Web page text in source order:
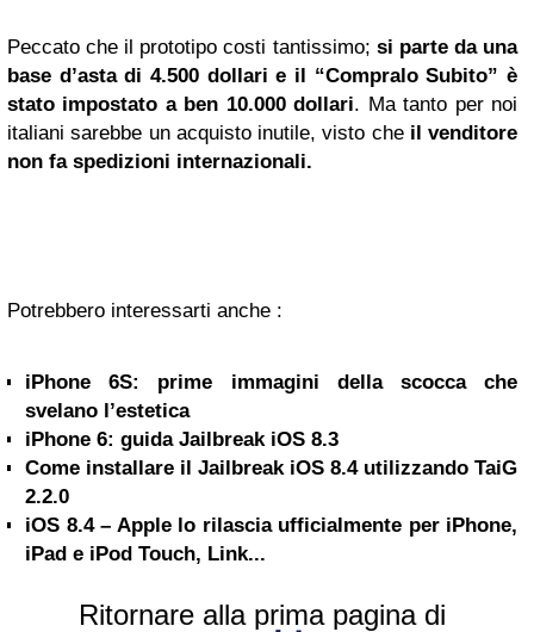
Peccato che il prototipo costi tantissimo; si parte da una
base d’asta di 4.500 dollari e il “Compralo Subito” è
stato impostato a ben 10.000 dollari. Ma tanto per noi
italiani sarebbe un acquisto inutile, visto che il venditore
non fa spedizioni internazionali.
Potrebbero interessarti anche :
iPhone 6S: prime immagini della scocca che
svelano l’estetica
iPhone 6: guida Jailbreak iOS 8.3
Come installare il Jailbreak iOS 8.4 utilizzando TaiG
2.2.0
iOS 8.4 – Apple lo rilascia ufficialmente per iPhone,
iPad e iPod Touch, Link...
Ritornare alla prima pagina di